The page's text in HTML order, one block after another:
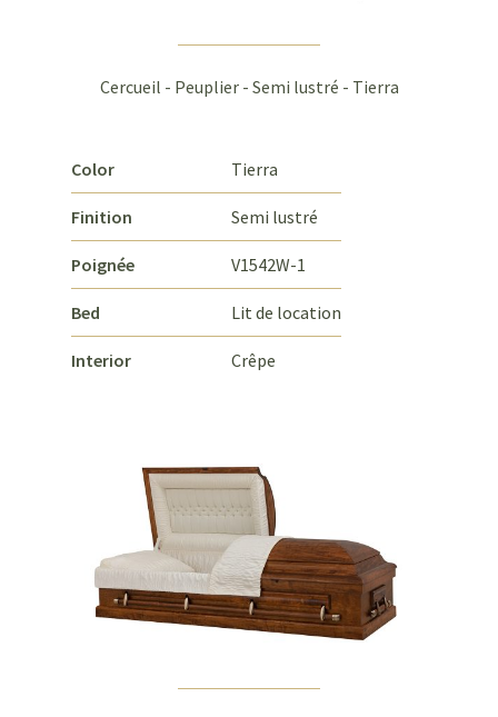
Cercueil - Peuplier - Semi lustré - Tierra
Color Tierra
Finition Semi lustré
Poignée V1542W-1
Bed Lit de location
Interior Crêpe